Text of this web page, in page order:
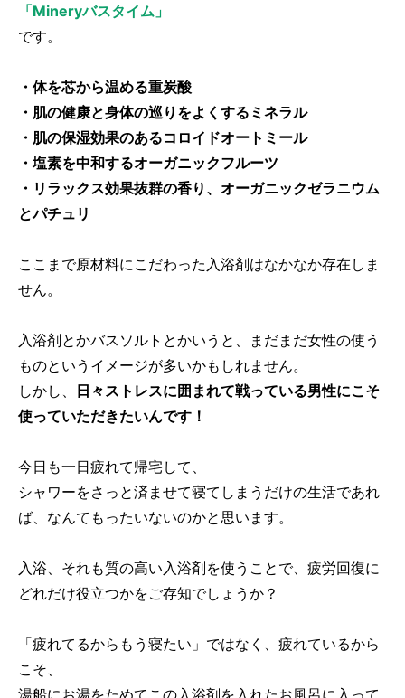
「Mineryバスタイム」
です。
・体を芯から温める重炭酸
・肌の健康と身体の巡りをよくするミネラル
・肌の保湿効果のあるコロイドオートミール
・塩素を中和するオーガニックフルーツ
・リラックス効果抜群の香り、オーガニックゼラニウム
とパチュリ
ここまで原材料にこだわった入浴剤はなかなか存在しま
せん。
入浴剤とかバスソルトとかいうと、まだまだ女性の使う
ものというイメージが多いかもしれません。
しかし、 日々ストレスに囲まれて戦っている男性にこそ
使っていただきたいんです！
今日も一日疲れて帰宅して、
シャワーをさっと済ませて寝てしまうだけの生活であれ
ば、なんてもったいないのかと思います。
入浴、それも質の高い入浴剤を使うことで、疲労回復に
どれだけ役立つかをご存知でしょうか？
「疲れてるからもう寝たい」ではなく、疲れているから
こそ、
湯船にお湯をためてこの入浴剤を入れたお風呂に入って